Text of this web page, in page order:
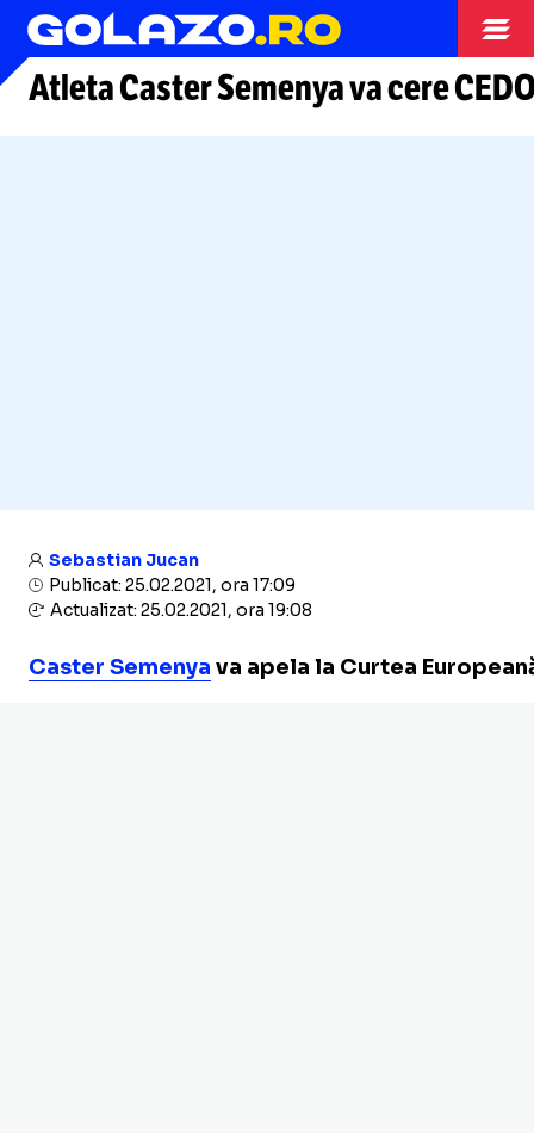
Alte sporturi
Atleta Caster Semenya va cere
Sebastian Jucan
Publicat: 25.02.2021, ora 17:09
Actualizat: 25.02.2021, ora 19:08
Caster Semenya va apela la Curtea